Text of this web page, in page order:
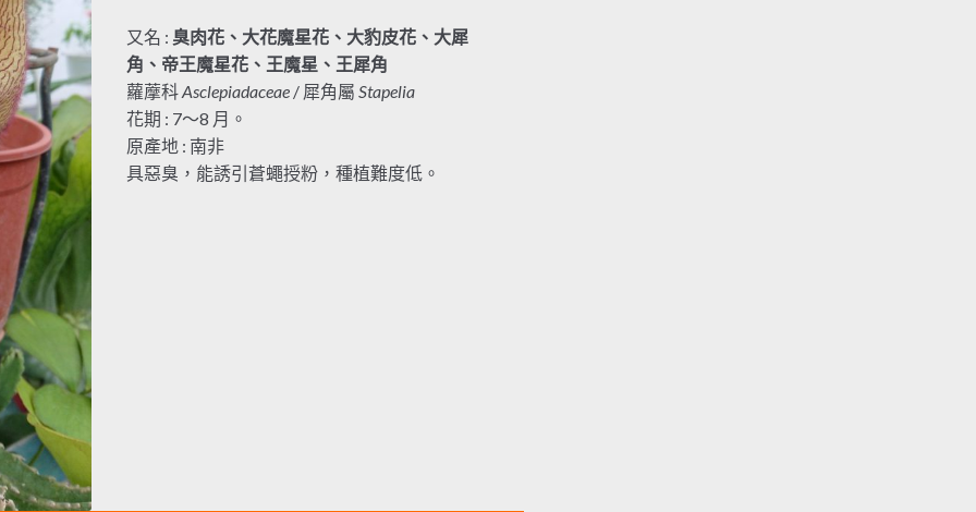
又名 : 臭肉花、大花魔星花、大豹皮花、大犀
角、帝王魔星花、王魔星、王犀角
蘿藦科Asclepiadaceae/ 犀角屬 Stapelia
花期 : 7～8 月。
原產地 : 南非
具惡臭，能誘引蒼蠅授粉，種植難度低。